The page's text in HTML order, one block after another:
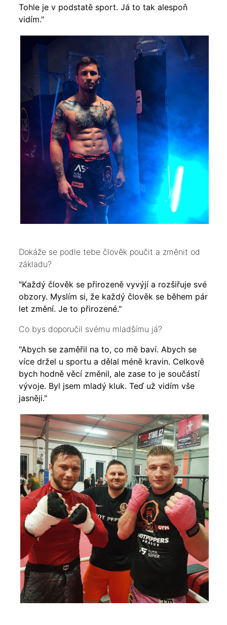
Tohle je v podstatě sport. Já to tak alespoň
vidím."
Dokáže se podle tebe člověk poučit a změnit od
základu?
"Každý člověk se přirozeně vyvýjí a rozšiřuje své
obzory. Myslím si, že každý člověk se během pár
let změní. Je to přirozené."
Co bys doporučil svému mladšímu já?
"Abych se zaměřil na to, co mě baví. Abych se
více držel u sportu a dělal méně kravin. Celkově
bych hodně věcí změnil, ale zase to je součástí
vývoje. Byl jsem mladý kluk. Teď už vidím vše
jasněji."